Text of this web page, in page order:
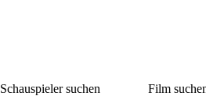
Schauspieler suchen Film